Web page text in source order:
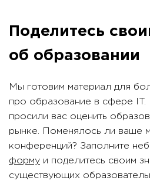
Поделитесь
об образовании
Мы готовим материал для
про образование в сфере
просили вас оценить
рынке. Поменялось ли ваше
конференций? Заполните
форму и поделитесь своим
существующих